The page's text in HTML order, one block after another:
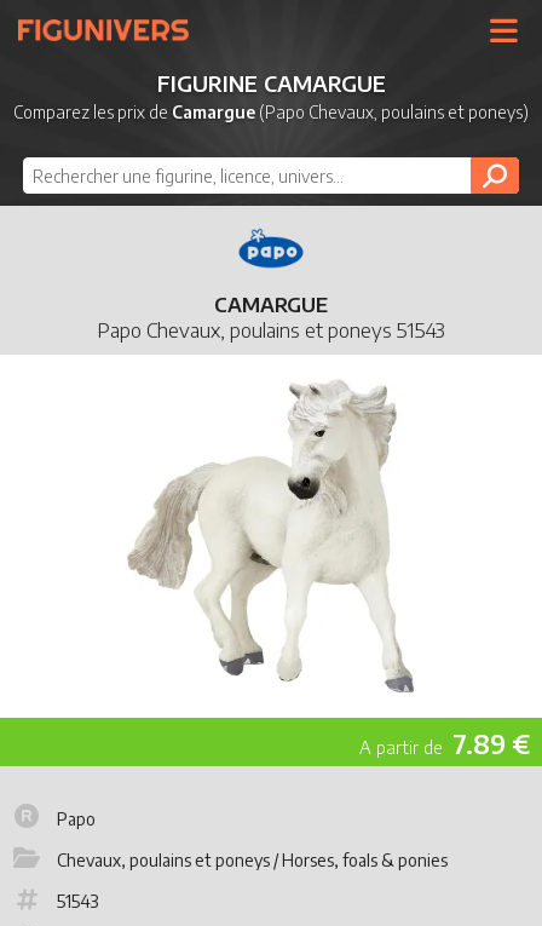
UNIVERS
LICENCES
NOUVEAUTÉS
DERNIERS AJOUTS
FIGURINE CAMARGUE
Comparez les prix de Camargue (Papo Chevaux, poulains et poneys)
CAMARGUE
Papo Chevaux, poulains et poneys 51543
7.89 €
Papo
Chevaux, poulains et poneys / Horses, foals & ponies
51543